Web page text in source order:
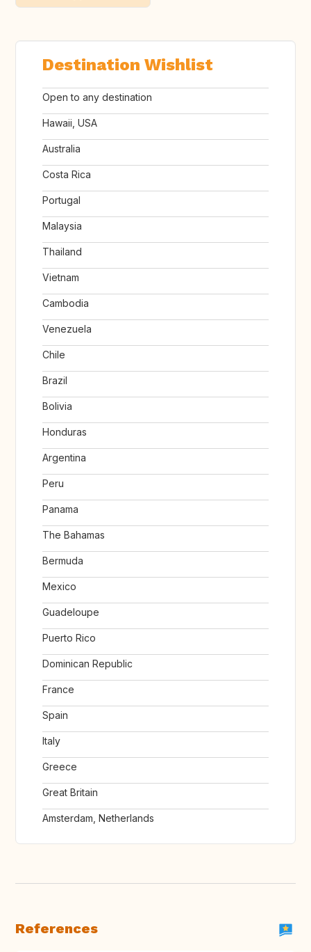
Destination Wishlist
Open to any destination
Hawaii, USA
Australia
Costa Rica
Portugal
Malaysia
Thailand
Vietnam
Cambodia
Venezuela
Chile
Brazil
Bolivia
Honduras
Argentina
Peru
Panama
The Bahamas
Bermuda
Mexico
Guadeloupe
Puerto Rico
Dominican Republic
France
Spain
Italy
Greece
Great Britain
Amsterdam, Netherlands
References